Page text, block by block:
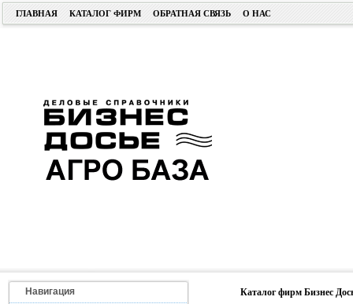
ГЛАВНАЯ КАТАЛОГ ФИРМ ОБРАТНАЯ СВЯЗЬ О НАС
Навигация
Каталог фирм Бизнес